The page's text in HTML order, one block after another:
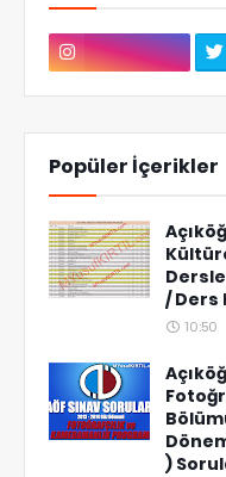
Popüler İçerikler
/ Ders
10:50
)